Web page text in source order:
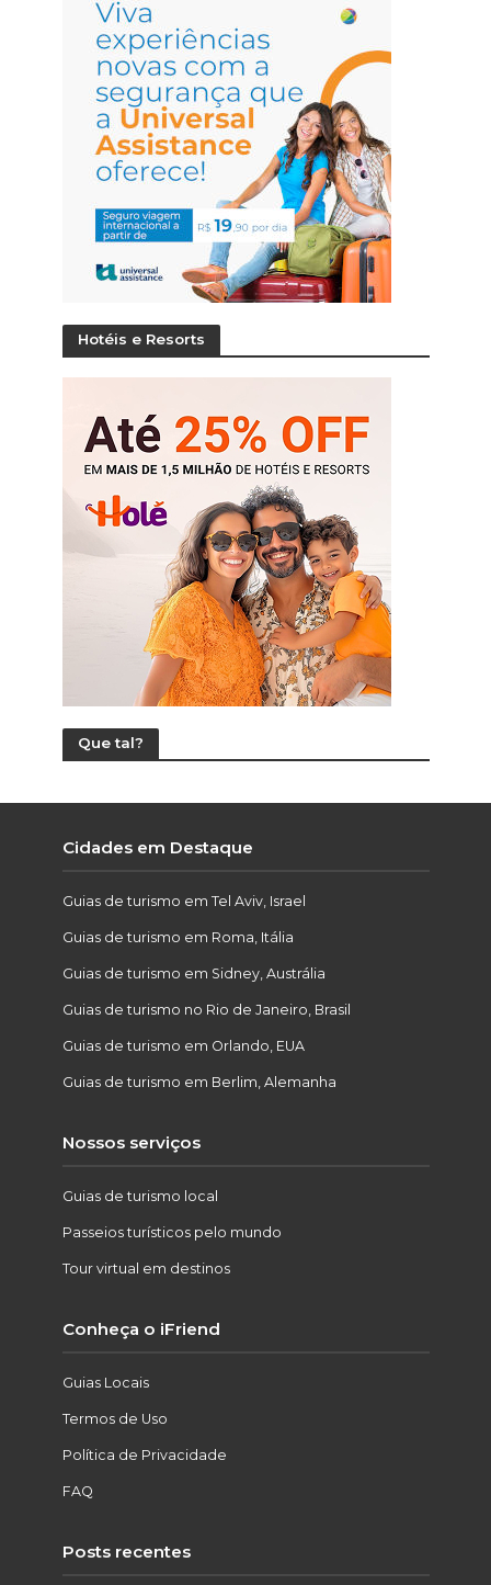
Hotéis e Resorts
Que tal?
Cidades em Destaque
Guias de turismo em Tel Aviv, Israel
Guias de turismo em Roma, Itália
Guias de turismo em Sidney, Austrália
Guias de turismo no Rio de Janeiro, Brasil
Guias de turismo em Orlando, EUA
Guias de turismo em Berlim, Alemanha
Nossos serviços
Guias de turismo local
Passeios turísticos pelo mundo
Tour virtual em destinos
Conheça o iFriend
Guias Locais
Termos de Uso
Política de Privacidade
FAQ
Posts recentes